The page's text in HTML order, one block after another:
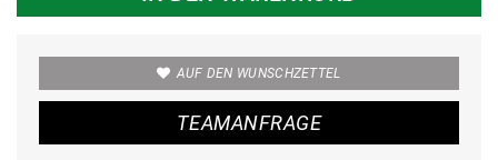
AUF DEN WUNSCHZETTEL
TEAMANFRAGE